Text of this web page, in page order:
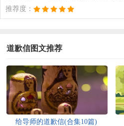
推荐度：
道歉信图文推荐
给导师的道歉信(合集10篇)